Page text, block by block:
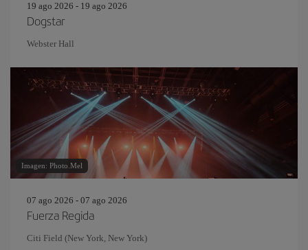
19 ago 2026 - 19 ago 2026
Dogstar
Webster Hall
Imagen: Photo.Mel
07 ago 2026 - 07 ago 2026
Fuerza Regida
Citi Field (New York, New York)